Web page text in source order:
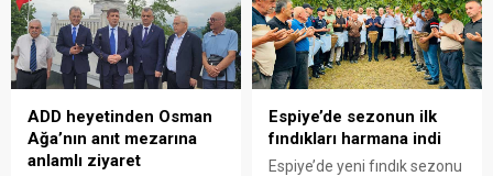
ADD heyetinden Osman
Ağa’nın anıt mezarına
anlamlı ziyaret
Espiye’de sezonun ilk
fındıkları harmana indi
Espiye’de yeni fındık sezonu